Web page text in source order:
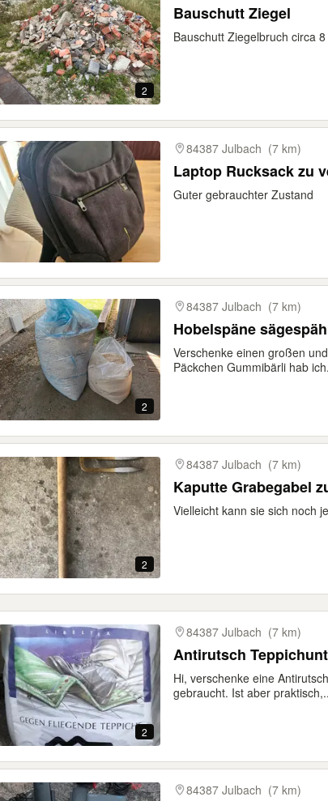
2
Bauschutt Ziegel
Bauschutt Ziegelbruch circa
84387 Julbach (7 km)
Laptop Rucksack zu
Guter gebrauchter Zustand
2
84387 Julbach (7 km)
Hobelspäne
Verschenke einen großen
Päckchen Gummibärli hab
2
84387 Julbach (7 km)
Kaputte Grabegabel
Vielleicht kann sie sich noch
2
84387 Julbach (7 km)
Antirutsch
Hi, verschenke eine
gebraucht. Ist aber
84387 Julbach (7 km)